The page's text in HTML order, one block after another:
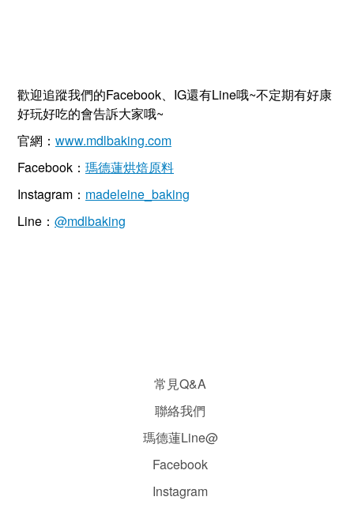
歡迎追蹤我們的Facebook、IG還有Line哦~不定期有好康
好玩好吃的會告訴大家哦~
官網： www.mdlbaking.com
Facebook： 瑪德蓮烘焙原料
Instagram： madeleine_baking
Line： @mdlbaking
常見Q&A
聯絡我們
瑪德蓮Line@
Facebook
Instagram